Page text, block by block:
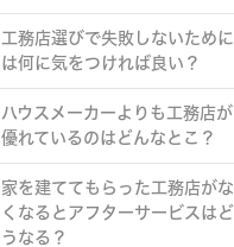
工務店選びで失敗しないために
は何に気をつければ良い？
ハウスメーカーよりも工務店が
優れているのはどんなとこ？
家を建ててもらった工務店がな
くなるとアフターサービスはど
うなる？